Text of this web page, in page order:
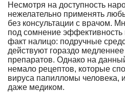
Несмотря на доступность
нежелательно применять
без консультации с врачом.
под сомнение эффективность
факт налицо: подручные
действуют гораздо
препаратов. Однако на
немало рецептов, которые
вируса папилломы человека,
даже медиком.